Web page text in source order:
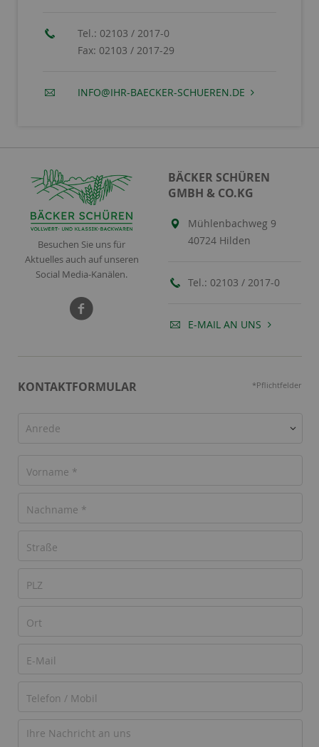
Tel.: 02103 / 2017-0
Fax: 02103 / 2017-29
INFO@IHR-BAECKER-SCHUEREN.DE
Besuchen Sie uns für
Aktuelles auch auf unseren
Social Media-Kanälen.
BÄCKER SCHÜREN
GMBH & CO.KG
Mühlenbachweg 9
40724 Hilden
Tel.: 02103 / 2017-0
E-MAIL AN UNS
KONTAKTFORMULAR *Pflichtfelder
Anrede